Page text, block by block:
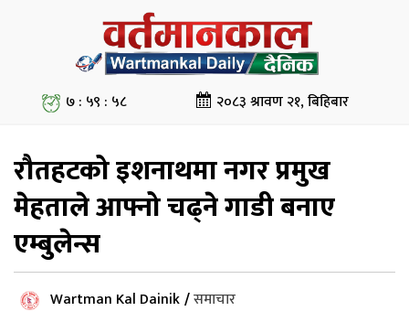
७ : ५९ : ५९ २०८३ श्रावण २१, बिहिबार
रौतहटको इशनाथमा नगर प्रमुख
मेहताले आफ्नो चढ्ने गाडी बनाए
एम्बुलेन्स
Wartman Kal Dainik/समाचार